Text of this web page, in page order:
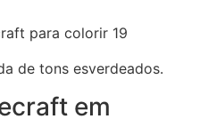
para colorir 19
de tons esverdeados.
em